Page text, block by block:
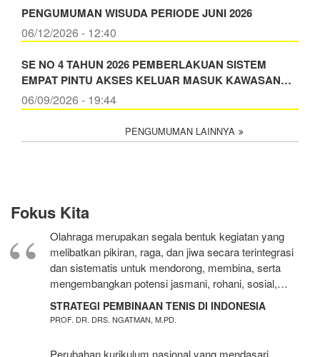
PENGUMUMAN WISUDA PERIODE JUNI 2026
06/12/2026 - 12:40
SE NO 4 TAHUN 2026 PEMBERLAKUAN SISTEM
EMPAT PINTU AKSES KELUAR MASUK KAWASAN…
06/09/2026 - 19:44
PENGUMUMAN LAINNYA
Fokus Kita
Olahraga merupakan segala bentuk kegiatan yang
melibatkan pikiran, raga, dan jiwa secara terintegrasi
dan sistematis untuk mendorong, membina, serta
mengembangkan potensi jasmani, rohani, sosial,…
STRATEGI PEMBINAAN TENIS DI INDONESIA
PROF. DR. DRS. NGATMAN, M.PD.
Perubahan kurikulum nasional yang mendasari